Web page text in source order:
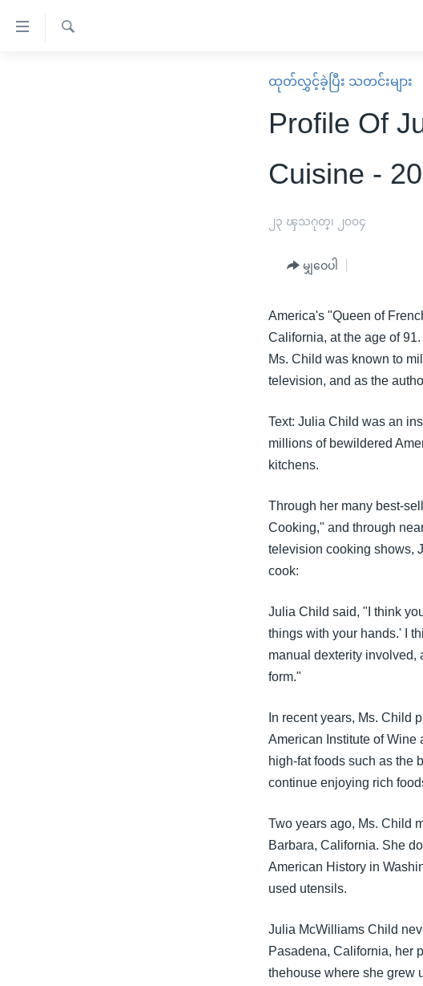
ထုတ်လွှင့်ခဲ့ပြီး သတင်းများ
Profile Of
Cuisine -
၂၃ ၾသဂုတ္၊ ၂၀၀၄
မျှဝေပါ
America's "Queen of
California, at the age of
Ms. Child was known to
television, and as the
Text: Julia Child was an
millions of bewildered
kitchens.
Through her many best-
Cooking," and through
television cooking shows,
cook:
Julia Child said, "I think
things with your hands.' I
manual dexterity involved,
form."
In recent years, Ms. Child
American Institute of Wine
high-fat foods such as the
continue enjoying rich
Two years ago, Ms. Child
Barbara, California. She
American History in
used utensils.
Julia McWilliams Child
Pasadena, California, her
thehouse where she grew